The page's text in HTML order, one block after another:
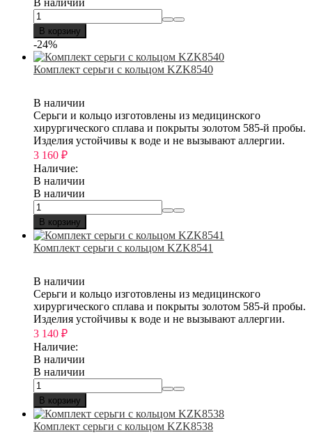
В наличии
В корзину
-24%
Комплект серьги с кольцом KZK8540
В наличии
Серьги и кольцо изготовлены из медицинского
хирургического сплава и покрыты золотом 585-й пробы.
Изделия устойчивы к воде и не вызывают аллергии.
3 160 ₽
Наличие:
В наличии
В наличии
В корзину
Комплект серьги с кольцом KZK8541
В наличии
Серьги и кольцо изготовлены из медицинского
хирургического сплава и покрыты золотом 585-й пробы.
Изделия устойчивы к воде и не вызывают аллергии.
3 140 ₽
Наличие:
В наличии
В наличии
В корзину
Комплект серьги с кольцом KZK8538